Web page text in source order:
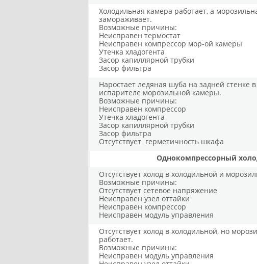
Холодильная камера работает, а
замораживает.
Возможные причины:
Неисправен термостат
Неисправен компрессор мор-ой камеры
Утечка хладогента
Засор капиллярной трубки
Засор фильтра
Наростает ледяная шуба на задней стенке
испарителе морозильной камеры.
Возможные причины:
Неисправен компрессор
Утечка хладогента
Засор капиллярной трубки
Засор фильтра
Отсутствует герметичность шкафа
Однокомпрессорный
Отсутствует холод в холодильной и
Возможные причины:
Отсутствует сетевое напряжение
Неисправен узел оттайки
Неисправен компрессор
Неисправен модуль управления
Отсутствует холод в холодильной, но
работает.
Возможные причины:
Неисправен модуль управления